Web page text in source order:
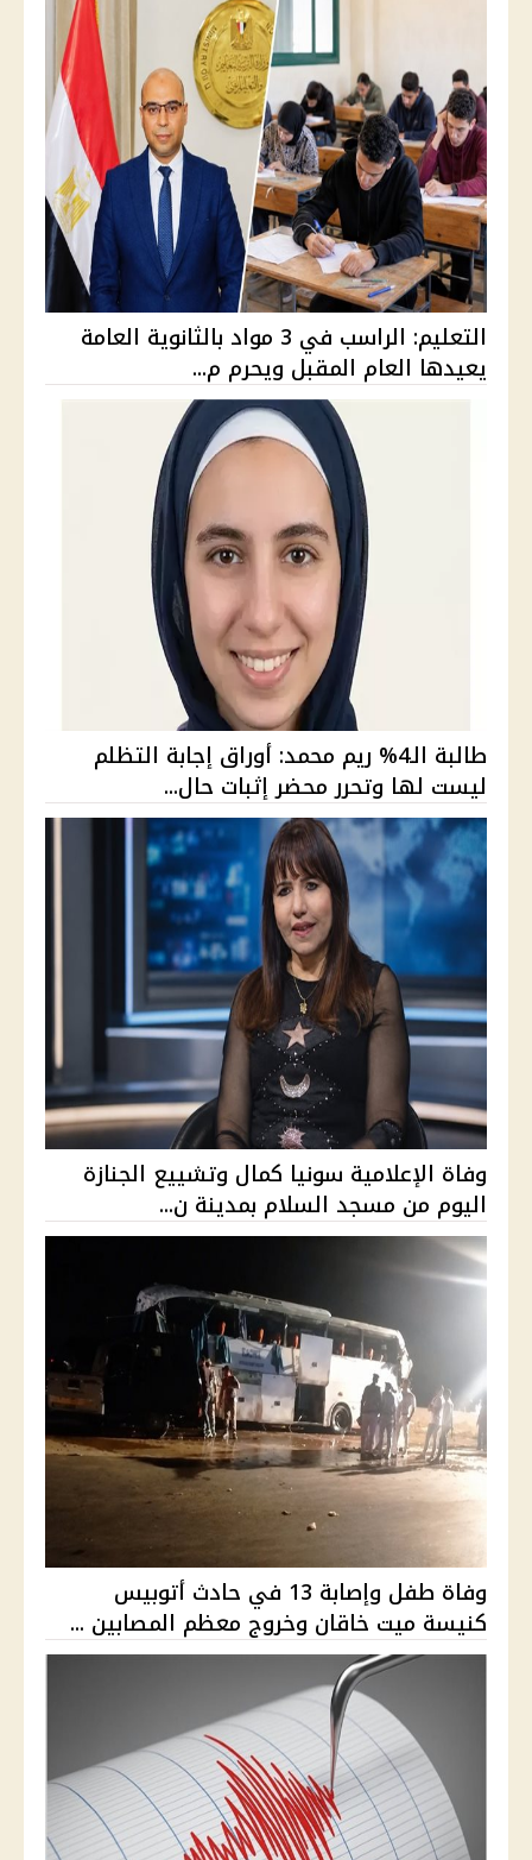
التعليم: الراسب في 3 مواد بالثانوية العامة
يعيدها العام المقبل ويحرم م...
طالبة الـ4% ريم محمد: أوراق إجابة التظلم
ليست لها وتحرر محضر إثبات حال...
وفاة الإعلامية سونيا كمال وتشييع الجنازة
اليوم من مسجد السلام بمدينة ن...
وفاة طفل وإصابة 13 في حادث أتوبيس
كنيسة ميت خاقان وخروج معظم المصابين ...